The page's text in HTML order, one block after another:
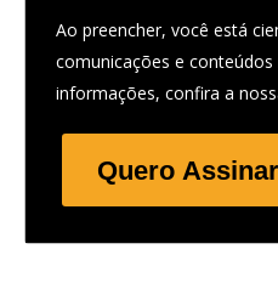
Ao preencher, você está
comunicações e conteúdos
informações, confira a
Quero